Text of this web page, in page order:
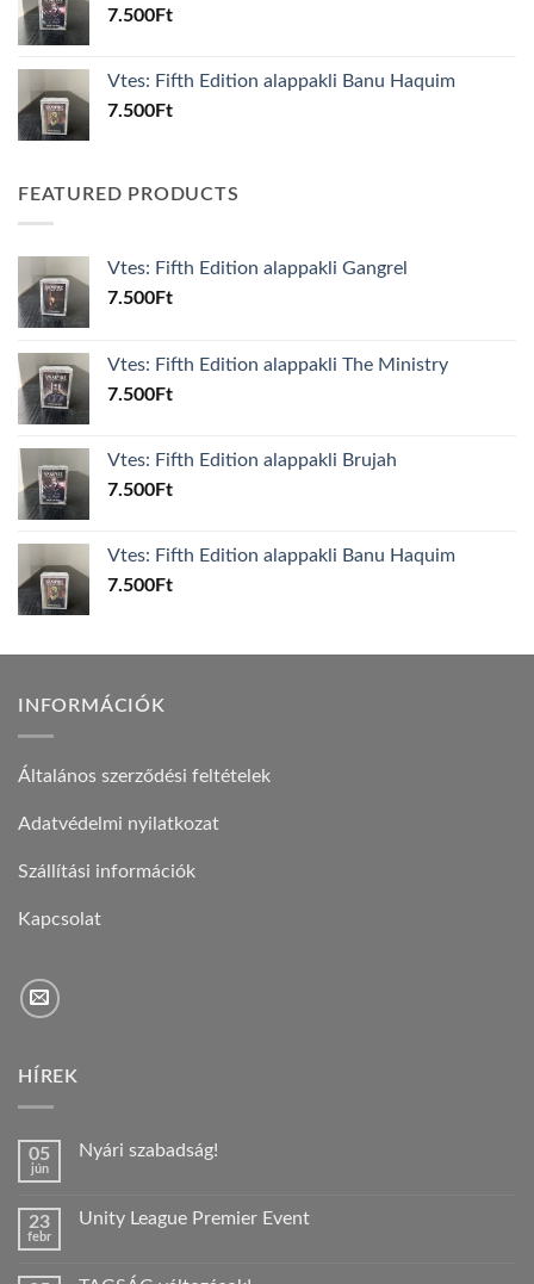
7.500Ft
Vtes: Fifth Edition alappakli Banu Haquim
7.500Ft
FEATURED PRODUCTS
Vtes: Fifth Edition alappakli Gangrel
7.500Ft
Vtes: Fifth Edition alappakli The Ministry
7.500Ft
Vtes: Fifth Edition alappakli Brujah
7.500Ft
Vtes: Fifth Edition alappakli Banu Haquim
7.500Ft
INFORMÁCIÓK
Általános szerződési feltételek
Adatvédelmi nyilatkozat
Szállítási információk
Kapcsolat
HÍREK
05
jún
Nyári szabadság!
Nyári
23
febr
Unity League Premier Event